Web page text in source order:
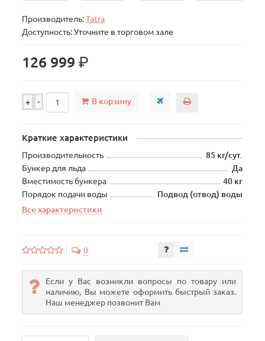
Производитель:Tatra
Доступность: Уточните в торговом зале
126 999р.
+ - В корзину
Краткие характеристики
Производительность
85 кг/сут.
Бункер для льда
Да
Вместимость бункера
40 кг
Порядок подачи воды
Подвод (отвод) воды
Все характеристики
0
Если у Вас возникли вопросы по товару или
наличию, Вы можете оформить быстрый заказ.
Наш менеджер позвонит Вам